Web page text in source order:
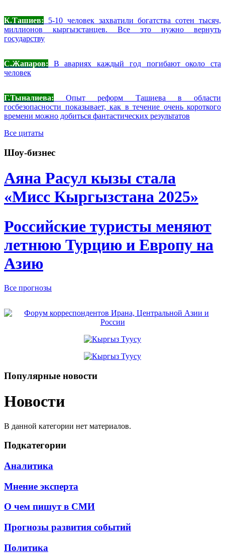
К.Ташиев: 5-10 человек захватили богатства сотен тысяч,
миллионов кыргызстанцев. Все это нужно вернуть
государству
С.Жапаров: В авариях каждый год погибают около ста
человек
Г.Тыналиева: Опыт реформ Ташиева в области
госбезопасности показывает, как в течение очень короткого
времени можно добиться фантастических результатов
Все цитаты
Шоу-бизнес
Аяна Расул кызы стала
«Мисс Кыргызстана 2025»
Российские туристы меняют
летнюю Турцию и Европу на
Азию
Все прогнозы
Популярные новости
Новости
В данной категории нет материалов.
Подкатегории
Аналитика
Мнение эксперта
О чем пишут в СМИ
Прогнозы развития событий
Политика